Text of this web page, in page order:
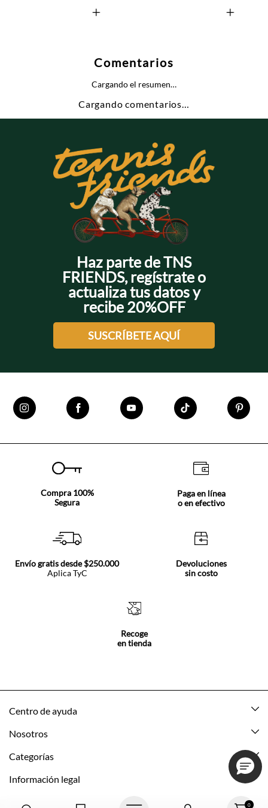
0
Comentarios
Cargando el resumen…
Cargando comentarios…
Haz parte de TNS
FRIENDS, regístrate o
actualiza tus datos y
recibe 20%OFF
SUSCRÍBETE AQUÍ
Compra 100%
Segura
Paga en línea
o en efectivo
Envío gratis desde $250.000
Aplica TyC
Devoluciones
sin costo
Recoge
en tienda
Centro de ayuda
Mis pedidos
Nosotros
Acerca de Tennis
Categorías
Nuevo
Información legal